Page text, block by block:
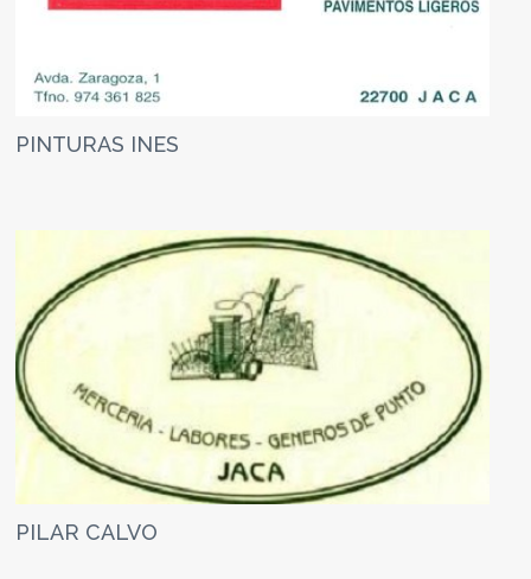
PINTURAS INES
PILAR CALVO